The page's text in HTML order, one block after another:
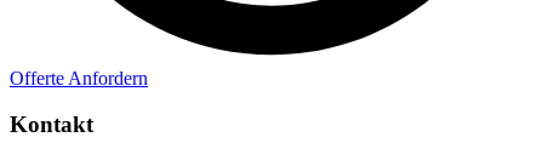
Offerte Anfordern
Kontakt